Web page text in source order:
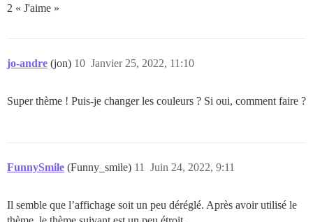
2 « J'aime »
jo-andre (jon) Janvier 25, 2022, 11:10
10
Super thème ! Puis-je changer les couleurs ? Si oui, comment faire ?
FunnySmile (Funny_smile) Juin 24, 2022, 9:11
11
Il semble que l’affichage soit un peu déréglé. Après avoir utilisé le